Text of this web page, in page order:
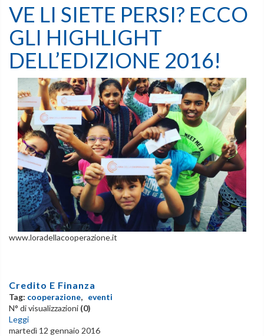
VE LI SIETE PERSI? ECCO
GLI HIGHLIGHT
DELL’EDIZIONE 2016!
www.loradellacooperazione.it
Credito E Finanza
Tag: cooperazione, eventi
N° di visualizzazioni (0)
Leggi
martedì 12 gennaio 2016